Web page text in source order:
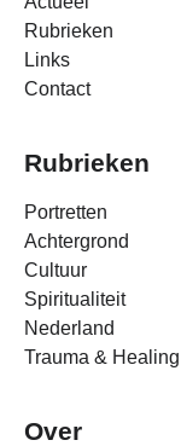
Rubrieken
Links
Contact
Rubrieken
Portretten
Achtergrond
Cultuur
Spiritualiteit
Nederland
Trauma & Healing
Over